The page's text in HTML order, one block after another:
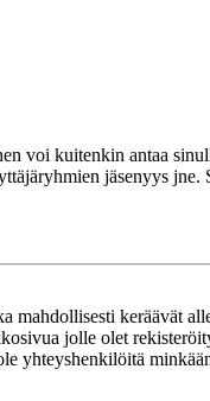
voi kuitenkin antaa
jäsenyys jne.
keräävät
jolle olet
yhteyshenkilöitä